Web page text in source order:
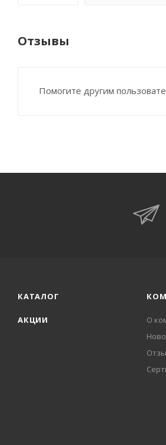
Отзывы
Помогите другим
КАТАЛОГ
АКЦИИ
О